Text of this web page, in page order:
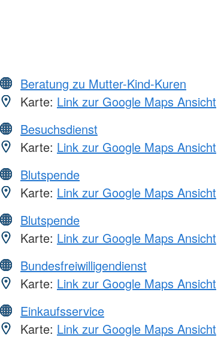
Beratung zu Mutter-Kind-Kuren
Karte: Link zur Google Maps Ansicht
Besuchsdienst
Karte: Link zur Google Maps Ansicht
Blutspende
Karte: Link zur Google Maps Ansicht
Blutspende
Karte: Link zur Google Maps Ansicht
Bundesfreiwilligendienst
Karte: Link zur Google Maps Ansicht
Einkaufsservice
Karte: Link zur Google Maps Ansicht